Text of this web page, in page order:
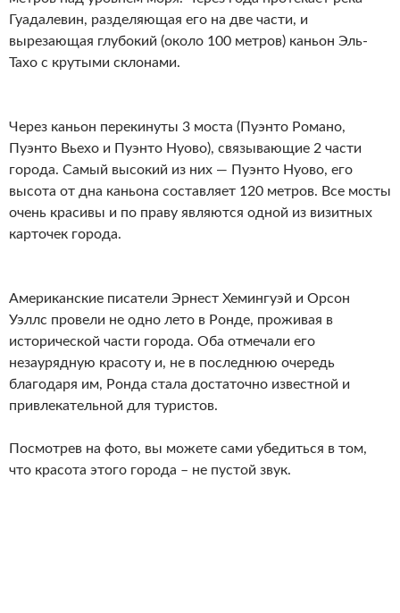
Гуадалевин, разделяющая его на две части, и
вырезающая глубокий (около 100 метров) каньон Эль-
Тахо с крутыми склонами.
Через каньон перекинуты 3 моста (Пуэнто Романо,
Пуэнто Вьехо и Пуэнто Нуово), связывающие 2 части
города. Самый высокий из них — Пуэнто Нуово, его
высота от дна каньона составляет 120 метров. Все мосты
очень красивы и по праву являются одной из визитных
карточек города.
Американские писатели Эрнест Хемингуэй и Орсон
Уэллс провели не одно лето в Ронде, проживая в
исторической части города. Оба отмечали его
незаурядную красоту и, не в последнюю очередь
благодаря им, Ронда стала достаточно известной и
привлекательной для туристов.
Посмотрев на фото, вы можете сами убедиться в том,
что красота этого города – не пустой звук.